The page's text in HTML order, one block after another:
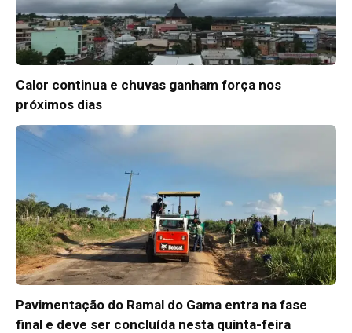
Calor continua e chuvas ganham força nos
próximos dias
Pavimentação do Ramal do Gama entra na fase
final e deve ser concluída nesta quinta-feira